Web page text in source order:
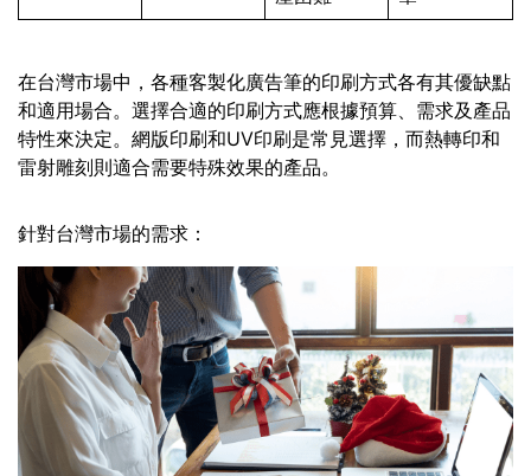
在台灣市場中，各種客製化廣告筆的印刷方式各有其優缺點
和適用場合。選擇合適的印刷方式應根據預算、需求及產品
特性來決定。網版印刷和UV印刷是常見選擇，而熱轉印和
雷射雕刻則適合需要特殊效果的產品。
針對台灣市場的需求：